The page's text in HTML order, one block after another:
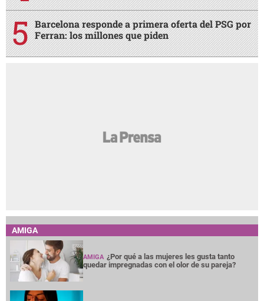
Barcelona responde a primera oferta del PSG por
Ferran: los millones que piden
AMIGA
AMIGA ¿Por qué a las mujeres les gusta tanto
quedar impregnadas con el olor de su pareja?